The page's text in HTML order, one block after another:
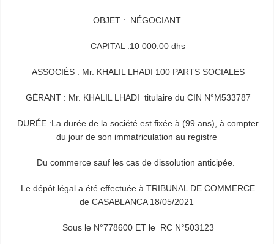
OBJET : NÉGOCIANT
CAPITAL :10 000.00 dhs
ASSOCIÉS : Mr. KHALIL LHADI 100 PARTS SOCIALES
GÉRANT : Mr. KHALIL LHADI titulaire du CIN N°M533787
DURÉE :La durée de la société est fixée à (99 ans), à compter
du jour de son immatriculation au registre
Du commerce sauf les cas de dissolution anticipée.
Le dépôt légal a été effectuée à TRIBUNAL DE COMMERCE
de CASABLANCA 18/05/2021
Sous le N°778600 ET le RC N°503123